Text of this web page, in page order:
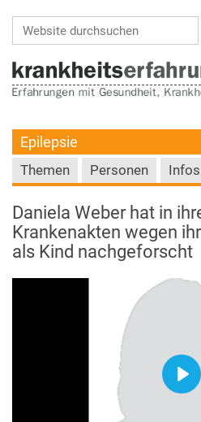
Epilepsie
Themen Personen
Daniela Weber hat in
Krankenakten wegen
als Kind nachgeforscht